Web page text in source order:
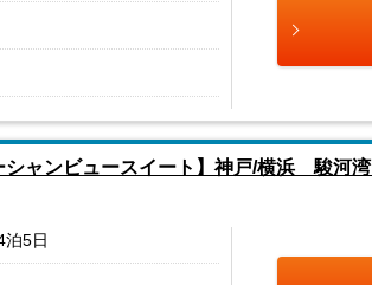
シャンビュースイート】神戸/横浜 駿河
泊5日